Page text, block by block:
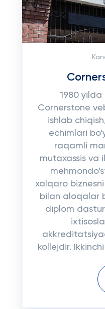
1980
Cornerstone
ishlab
echimlari
raqamli
mutaxassis va
xalqaro
bilan aloqalar
diplom
kollejdir.